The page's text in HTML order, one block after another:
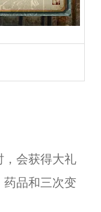
会获得大礼
药品和三次变